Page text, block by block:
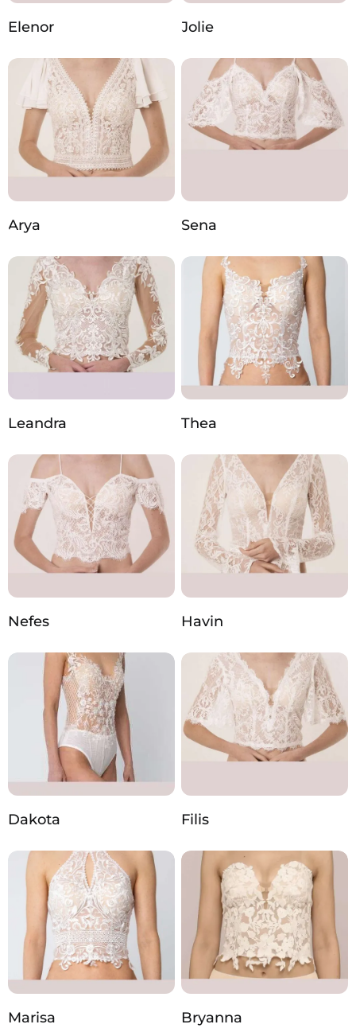
Elenor Jolie
Arya Sena
Leandra Thea
Nefes Havin
Dakota Filis
Marisa Bryanna